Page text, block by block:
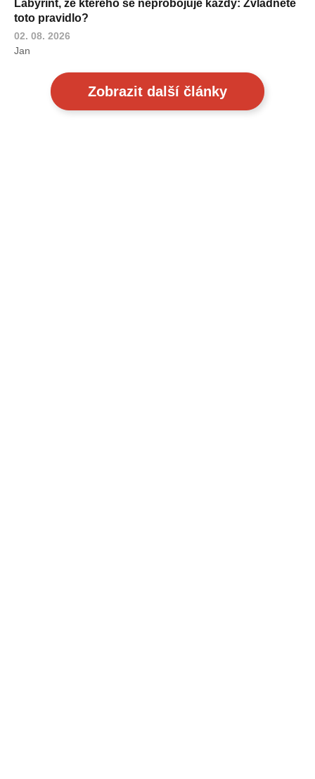
Labyrint, ze kterého se neprobojuje každý: Zvládnete
toto pravidlo?
02. 08. 2026
Jan
Zobrazit další články